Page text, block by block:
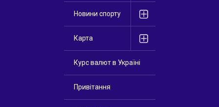
Новини спорту
Карта
Курс валют в Україні
Привітання